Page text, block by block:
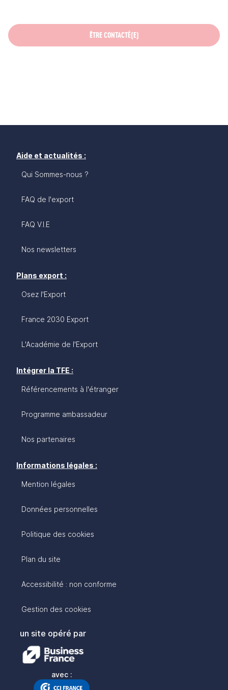
ÊTRE CONTACTÉ(E)
Aide et actualités :
Qui Sommes-nous ?
FAQ de l'export
FAQ V.I.E
Nos newsletters
Plans export :
Osez l'Export
France 2030 Export
L'Académie de l'Export
Intégrer la TFE :
Référencements à l'étranger
Programme ambassadeur
Nos partenaires
Informations légales :
Mention légales
Données personnelles
Politique des cookies
Plan du site
Accessibilité : non conforme
Gestion des cookies
un site opéré par
avec :